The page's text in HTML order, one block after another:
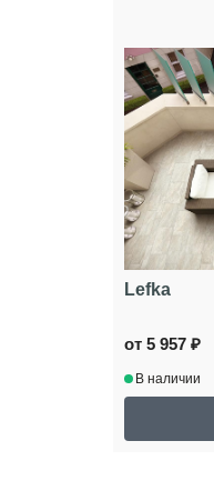
Lefka
от 5 957 ₽
В наличии